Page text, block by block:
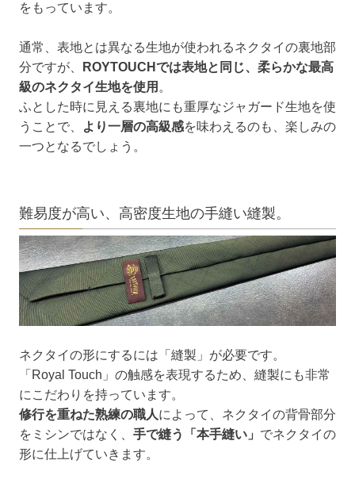
をもっています。
通常、表地とは異なる生地が使われるネクタイの裏地部
分ですが、
ROYTOUCHでは表地と同じ、柔らかな最高
級のネクタイ生地を使用 。
ふとした時に見える裏地にも重厚なジャガード生地を使
うことで、
より一層の高級感を味わえるのも、楽しみの
一つとなるでしょう。
難易度が高い、高密度生地の手縫い縫製。
ネクタイの形にするには「縫製」が必要です。
「Royal Touch」の触感を表現するため、縫製にも非常
にこだわりを持っています。
修行を重ねた熟練の職人によって、ネクタイの背骨部分
をミシンではなく、 手で縫う「本手縫い」 でネクタイの
形に仕上げていきます。